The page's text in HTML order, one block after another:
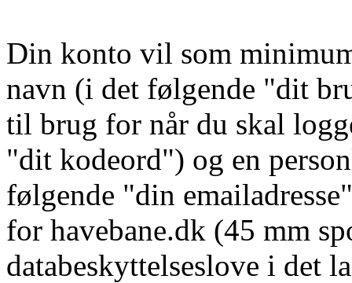
Din konto vil som
navn (i det følgende "dit
til brug for når du skal
"dit kodeord") og en
følgende "din
for havebane.dk (45 mm
databeskyttelseslove i det